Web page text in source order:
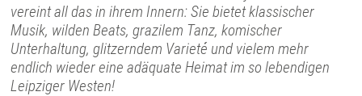
vereint all das in ihrem Innern: Sie bietet klassischer
Musik, wilden Beats, grazilem Tanz, komischer
Unterhaltung, glitzerndem Varieté und vielem mehr
endlich wieder eine adäquate Heimat im so lebendigen
Leipziger Westen!